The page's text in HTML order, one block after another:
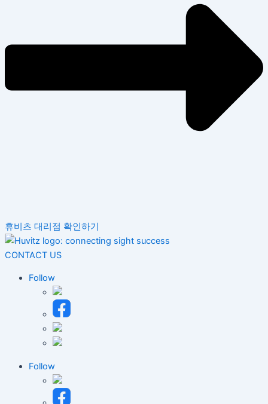
휴비츠 대리점 확인하기
CONTACT US
Follow
Follow